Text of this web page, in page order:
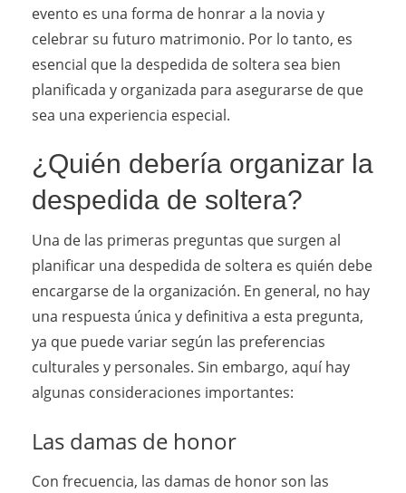
evento es una forma de honrar a la novia y
celebrar su futuro matrimonio. Por lo tanto, es
esencial que la despedida de soltera sea bien
planificada y organizada para asegurarse de que
sea una experiencia especial.
¿Quién debería organizar la
despedida de soltera?
Una de las primeras preguntas que surgen al
planificar una despedida de soltera es quién debe
encargarse de la organización. En general, no hay
una respuesta única y definitiva a esta pregunta,
ya que puede variar según las preferencias
culturales y personales. Sin embargo, aquí hay
algunas consideraciones importantes:
Las damas de honor
Con frecuencia, las damas de honor son las